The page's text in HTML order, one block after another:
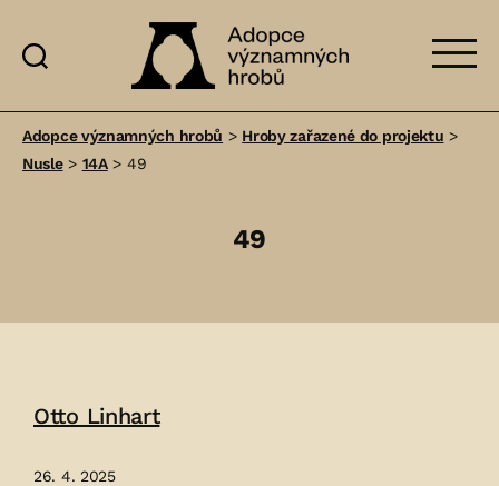
významných
Adopce významných hrobů > Hroby zařazené do projektu >
Nusle> 14A> 49
49
Otto Linhart
26. 4. 2025